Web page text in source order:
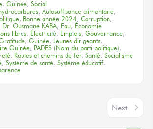
, Guinée, Social
, Autosuffisance alimentaire,
, Bonne année 2024, Corruption,
Dr. Ousmane KABA, Eau, Économie
libres, Électricité, Emplois, Gouvernance,
, Guinée, Jeunes dirigeants,
Guinée, PADES (Nom du parti politique),
, Routes et chemins de fer, Santé, Socialisme
, Système de santé, Système éducatif,
Next